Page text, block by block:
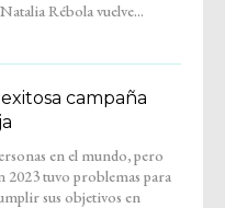
Rébola vuelve...
campaña